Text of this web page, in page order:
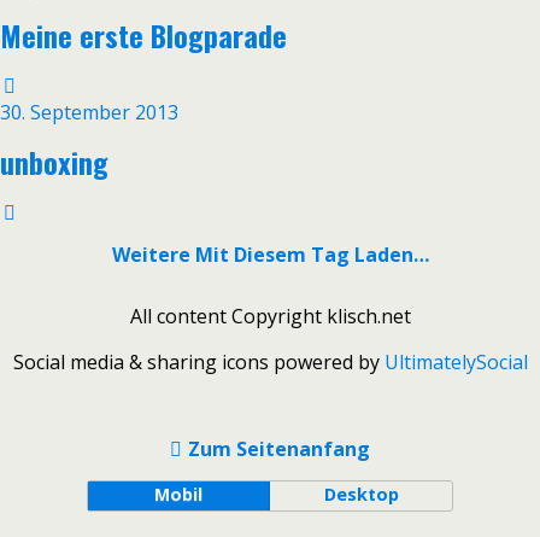
Meine erste Blogparade
30. September 2013
unboxing
Weitere Mit Diesem Tag Laden…
All content Copyright klisch.net
Social media & sharing icons powered by UltimatelySocial
Zum Seitenanfang
Mobil Desktop